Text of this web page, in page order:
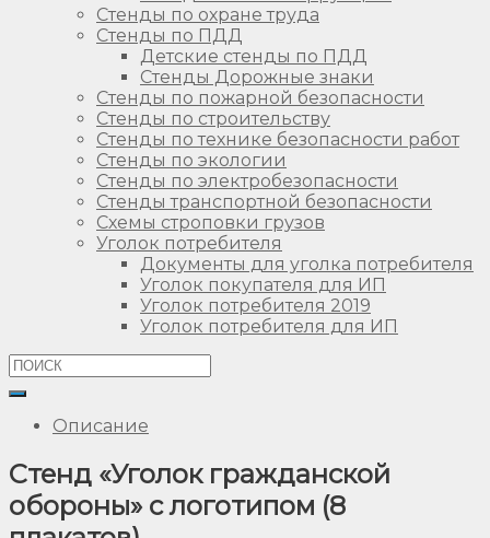
Стенды по охране труда
Стенды по ПДД
Детские стенды по ПДД
Стенды Дорожные знаки
Стенды по пожарной безопасности
Стенды по строительству
Стенды по технике безопасности работ
Стенды по экологии
Стенды по электробезопасности
Стенды транспортной безопасности
Схемы строповки грузов
Уголок потребителя
Документы для уголка потребителя
Уголок покупателя для ИП
Уголок потребителя 2019
Уголок потребителя для ИП
Описание
Стенд «Уголок гражданской
обороны» с логотипом (8